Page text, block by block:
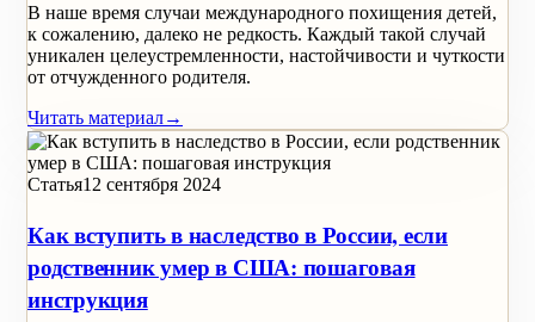
В наше время случаи международного похищения детей,
к сожалению, далеко не редкость. Каждый такой случай
уникален целеустремленности, настойчивости и чуткости
от отчужденного родителя.
Читать материал→
Статья12 сентября 2024
Как вступить в наследство в России, если
родственник умер в США: пошаговая
инструкция